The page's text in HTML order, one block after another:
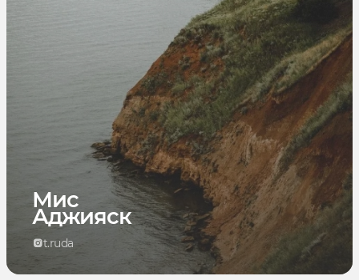
Мис
Аджияск
t.ruda